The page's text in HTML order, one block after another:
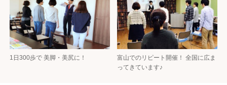
1日300歩で 美脚・美尻に！
富山でのリピート開催！ 全国に広ま
ってきています♪